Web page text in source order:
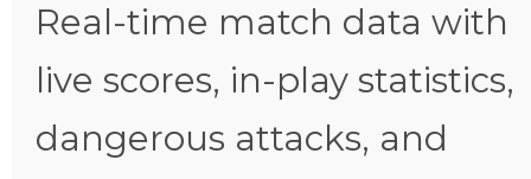
Real-time match data with
live scores, in-play statistics,
dangerous attacks, and